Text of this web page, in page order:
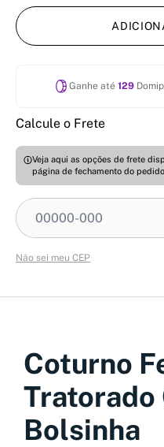
Ganhe até 129
Calcule o Frete
Veja aqui as opções de frete
página de fechamento do
Não sei meu CEP
Coturno
Tratorado
Bolsinha